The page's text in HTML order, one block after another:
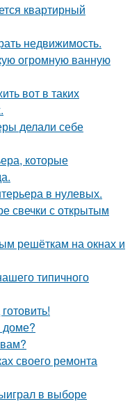
квартирный
недвижимость.
огромную ванную
вот в таких
делали себе
которые
в нулевых.
свечки с открытым
решёткам на окнах и
типичного
доме?
своего ремонта
в выборе